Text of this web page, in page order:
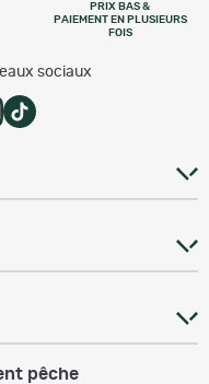
PRIX BAS &
PAIEMENT EN PLUSIEURS
FOIS
sociaux
pêche